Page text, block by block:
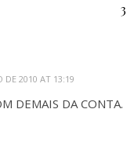
DE 2010 AT 13:19
DEMAIS DA CONTA.